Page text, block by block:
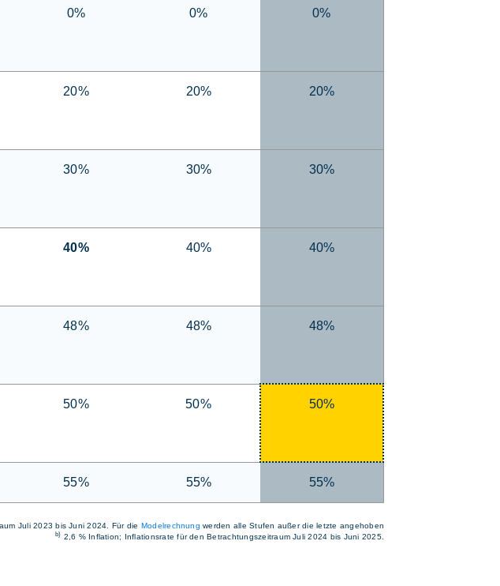
0% 0% 0%
20% 20% 20%
30% 30% 30%
40% 40% 40%
48% 48% 48%
50% 50% 50%
55% 55% 55%
Juli 2023 bis Juni 2024. Für die Modelrechnung werden alle Stufen außer die letzte angehoben
b) 2,6 % Inflation; Inflationsrate für den Betrachtungszeitraum Juli 2024 bis Juni 2025.